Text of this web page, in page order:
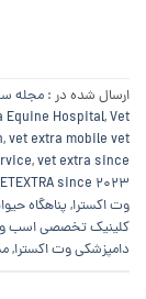
ارسال شده در : مجله
Equine Hospital,Vet
,vet extra mobile vet
,vet extra since
since 2023
وت اکسترا,پناهگاه
کلینیک تخصصی اسب
دامپزشکی وت اکسترا,